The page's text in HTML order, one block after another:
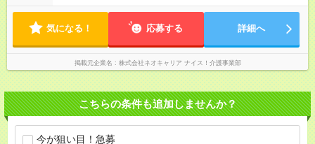
気になる！ 応募する 詳細へ
掲載元企業名 株式会社ネオキャリア ナイス！介護事業部
こちらの条件も追加しませんか？
今が狙い目！急募